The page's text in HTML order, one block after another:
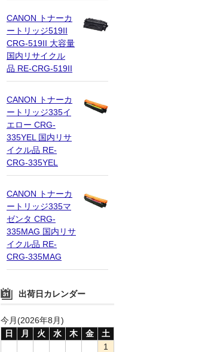
CANON トナーカ
ートリッジ519II
CRG-519II 大容量
国内リサイクル
品 RE-CRG-519II
CANON トナーカ
ートリッジ335イ
エロー CRG-
335YEL 国内リサ
イクル品 RE-
CRG-335YEL
CANON トナーカ
ートリッジ335マ
ゼンタ CRG-
335MAG 国内リサ
イクル品 RE-
CRG-335MAG
出荷日カレンダー
今月(2026年8月)
日
月 火 水 木 金
土
1